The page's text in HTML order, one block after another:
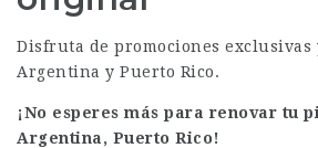
Disfruta de promociones
Argentina y Puerto Rico.
¡No esperes más para renovar tu
Argentina, Puerto Rico!